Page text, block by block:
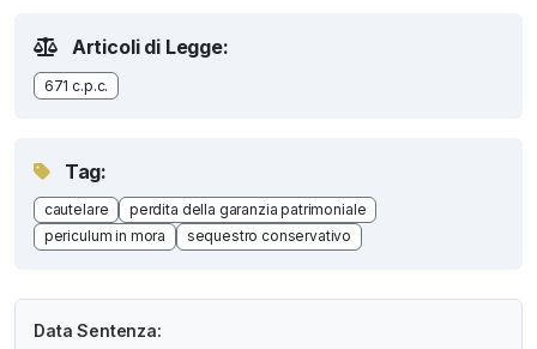
Articoli di Legge:
671 c.p.c.
Tag:
cautelare
perdita della garanzia patrimoniale
periculum in mora
sequestro conservativo
Data Sentenza: